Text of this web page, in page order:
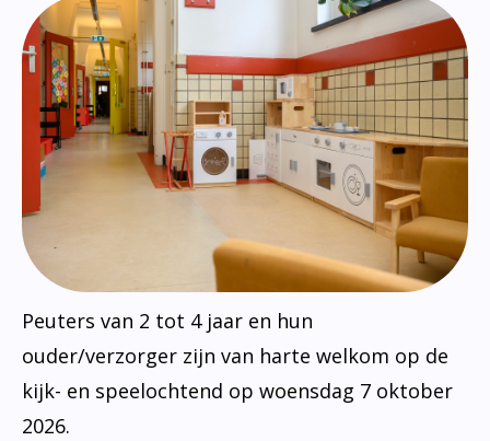
Peuters van 2 tot 4 jaar en hun
ouder/verzorger zijn van harte welkom op de
kijk- en speelochtend op woensdag 7 oktober
2026.